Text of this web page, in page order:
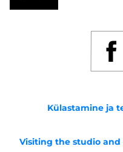
Külastamine ja
Visiting the studio